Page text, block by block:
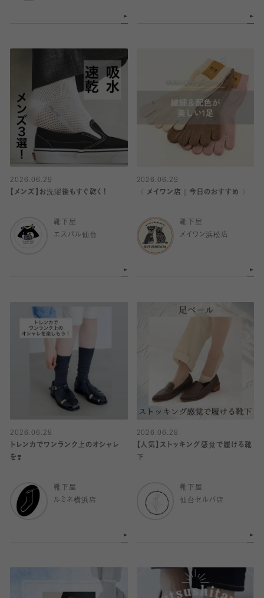
2026.06.29
【メンズ】お洗濯後もすぐ乾く！
靴下屋
エスパル仙台
2026.06.29
〈 メイワン店｜今日のおすすめ 〉
靴下屋
メイワン浜松店
2026.06.28
トレンカでワンランク上のオシャレ
を❣️
靴下屋
ルミネ横浜店
2026.06.28
【人気】ストッキング感覚で履ける靴
下
靴下屋
仙台セルバ店